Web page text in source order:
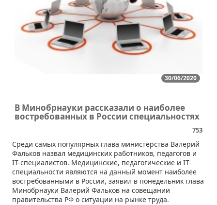
30/06/2020
В Минобрнауки рассказали о наиболее
востребованных в России специальностях
753
​Среди самых популярных глава министерства Валерий
Фальков назвал медицинских работников, педагогов и
IT-специалистов. Медицинские, педагогические и IT-
специальности являются на данный момент наиболее
востребованными в России, заявил в понедельник глава
Минобрнауки Валерий Фальков на совещании
правительства РФ о ситуации на рынке труда.